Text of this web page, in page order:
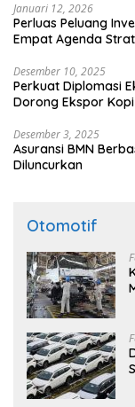
Januari 12, 2026
Perluas Peluang
Empat Agenda
Desember 10, 2025
Perkuat Diplomasi
Dorong Ekspor
Desember 3, 2025
Asuransi BMN
Diluncurkan
Otomotif